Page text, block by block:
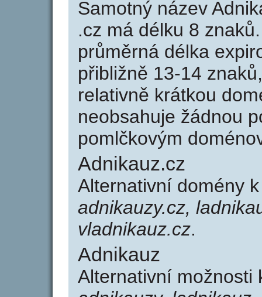
Samotný název
.cz má délku 8
průměrná délka
přibližně 13-14
relativně krátkou
neobsahuje žádnou
pomlčkovým
Adnikauz.cz
Alternativní domény
adnikauzy.cz,
vladnikauz.cz.
Adnikauz
Alternativní možnosti